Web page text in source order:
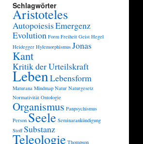
Schlagwörter
Aristoteles
AutopoiesisEmergenz
Evolution Form Freiheit Geist Hegel
Heidegger Hylemorphismus Jonas
Kant
Kritik der Urteilskraft
LebenLebensform
Maturana Mindmap Natur Naturgesetz
Normativität Ontologie
Organismus Panpsychismus
Person Seele Seminarankündigung
Stoff Substanz
Teleologie Thompson